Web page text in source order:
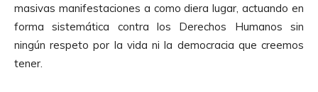
masivas manifestaciones a como diera lugar, actuando en
forma sistemática contra los Derechos Humanos sin
ningún respeto por la vida ni la democracia que creemos
tener.